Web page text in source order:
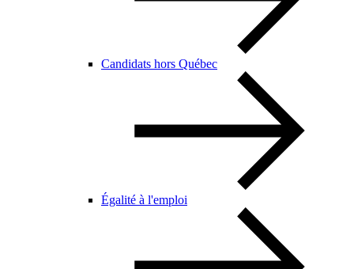
Candidats hors Québec
Égalité à l'emploi